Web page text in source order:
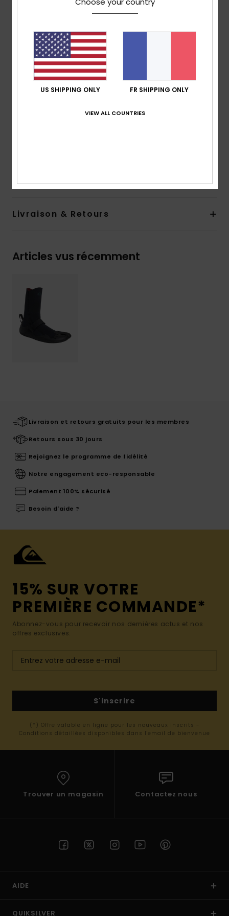
polyester recyclé et d'élasthanne
STRETCH
Tissu intérieur : PRIMALOFT STRETCH - mélange de
polyester recyclé
Bout fendu caché
3 mm d'épaisseur
Strap à la cheville pour maintenir la voûte plantaire
Livraison & Retours
Articles vus récemment
Livraison et retours gratuits pour les membres
Retours sous 30 jours
Rejoignez le programme de fidélité
Notre engagement eco-responsable
Paiement 100% sécurisé
Besoin d'aide ?
15% SUR VOTRE
PREMIÈRE COMMANDE*
Abonnez-vous pour recevoir nos dernières actus et nos
offres exclusives.
S'inscrire
(*) Offre valable en ligne pour les nouveaux inscrits -
Conditions détaillées disponibles dans l'email de bienvenue
Trouver un magasin Contactez nous
AIDE
QUIKSILVER
US SHIPPING ONLY FR SHIPPING ONLY
VIEW ALL COUNTRIES